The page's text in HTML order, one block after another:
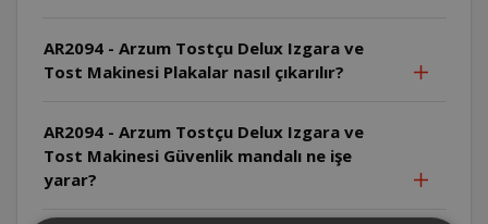
AR2094 - Arzum Tostçu Delux Izgara ve
Tost Makinesi Plakalar nasıl çıkarılır?
AR2094 - Arzum Tostçu Delux Izgara ve
Tost Makinesi Güvenlik mandalı ne işe
yarar?